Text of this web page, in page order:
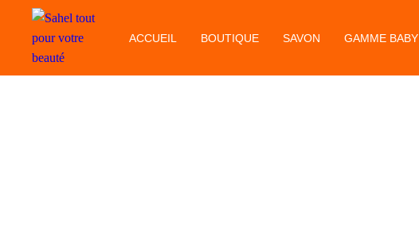
ACCUEIL BOUTIQUE SAVON GAMME BABY